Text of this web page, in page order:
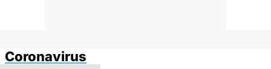
Coronavirus